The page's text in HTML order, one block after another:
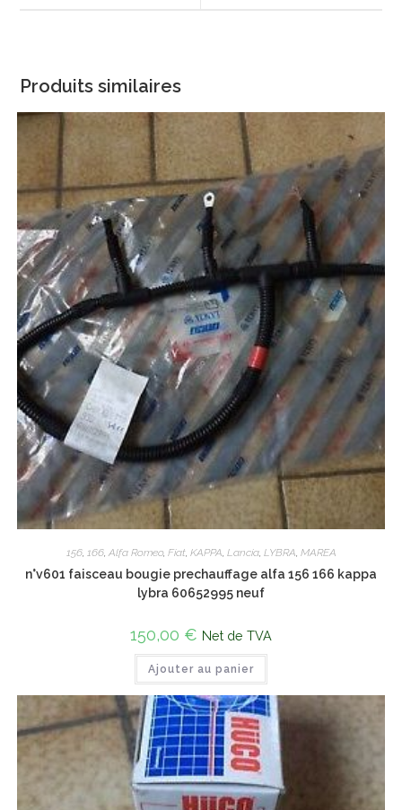
Produits similaires
156, 166, Alfa Romeo, Fiat, KAPPA, Lancia, LYBRA, MAREA
n°v601 faisceau bougie prechauffage alfa 156 166 kappa
lybra 60652995 neuf
150,00 € Net de TVA
Ajouter au panier